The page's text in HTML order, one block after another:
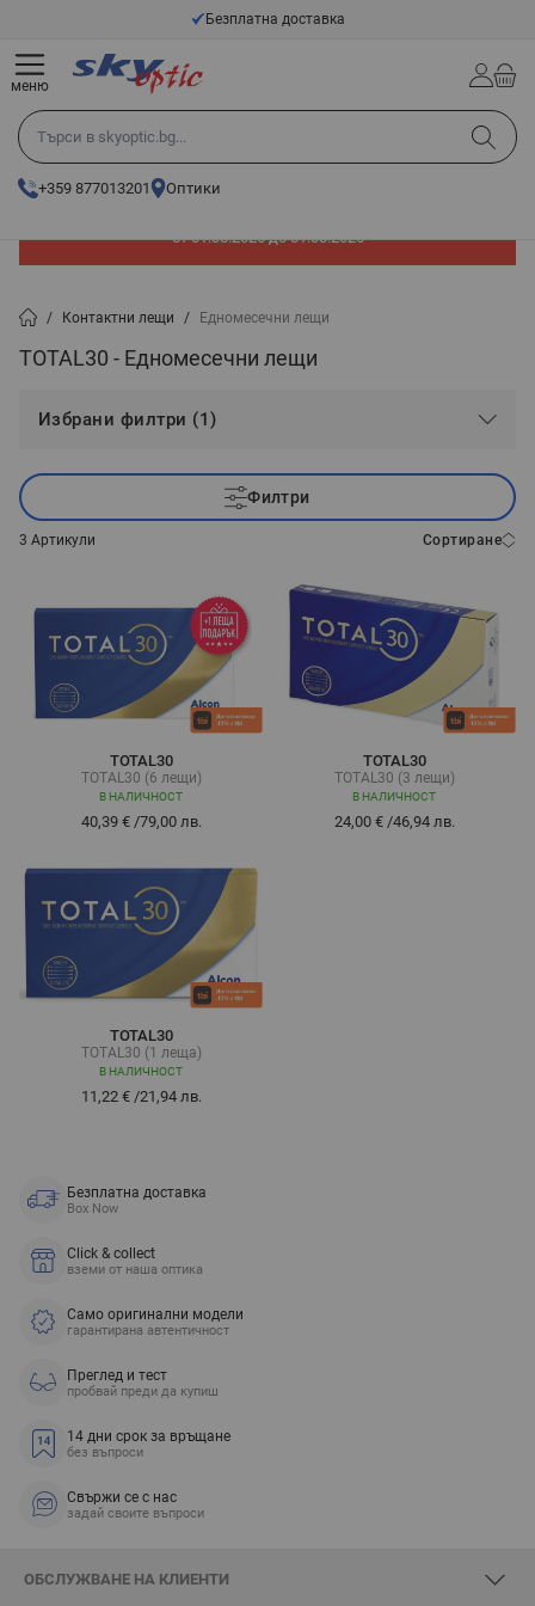
Прескачане към съдържаниетоБезплатна доставка
Търси в skyoptic.bg...
+359 877013201 Оптики
меню
от 01.08.2026 до 31.08.2026
/ Контактни лещи / Едномесечни лещи
TOTAL30 - Едномесечни лещи
Избрани филтри (1)
Филтри
3 Артикули Сортиране
TOTAL30
TOTAL30 (6 лещи)
В НАЛИЧНОСТ
40,39 €/79,00 лв.
TOTAL30
TOTAL30 (3 лещи)
В НАЛИЧНОСТ
24,00 €/46,94 лв.
TOTAL30
TOTAL30 (1 леща)
В НАЛИЧНОСТ
11,22 €/21,94 лв.
Безплатна доставка
Box Now
Click & collect
вземи от наша оптика
Само оригинални модели
гарантирана автентичност
Преглед и тест
пробвай преди да купиш
14 дни срок за връщане
без въпроси
Свържи се с нас
задай своите въпроси
ОБСЛУЖВАНЕ НА КЛИЕНТИ